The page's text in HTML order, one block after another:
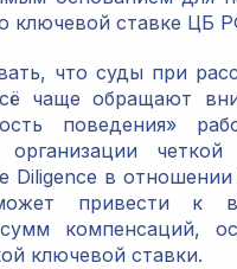
ключевой ставке ЦБ
что суды при
чаще обращают
поведения»
четкой
Diligence в
привести к
компенсаций,
ключевой ставки.